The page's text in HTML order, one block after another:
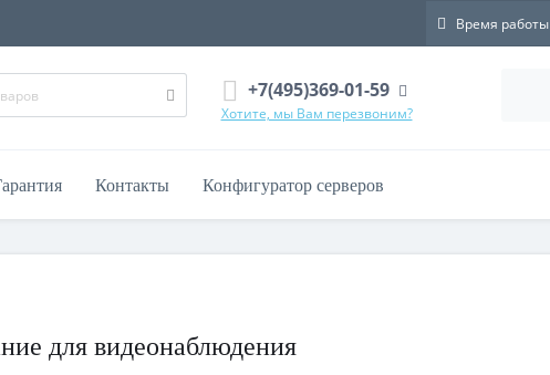
Время работы
+7(495)369-01-59
Хотите, мы Вам перезвоним?
Контакты Конфигуратор серверов
для видеонаблюдения